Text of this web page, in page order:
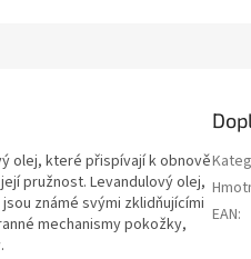
olej, které přispívají k obnově
pružnost. Levandulový olej,
známé svými zklidňujícími
mechanismy pokožky,
EAN: